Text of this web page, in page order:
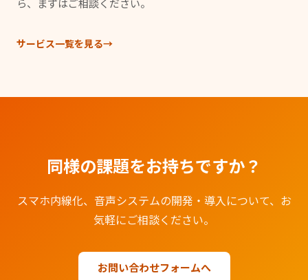
ら、まずはご相談ください。
サービス一覧を見る
同様の課題をお持ちですか？
スマホ内線化、音声システムの開発・導入について、お
気軽にご相談ください。
お問い合わせフォームへ